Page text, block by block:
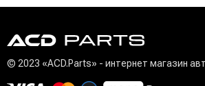
© 2023 «ACD.Parts» - интернет магазин